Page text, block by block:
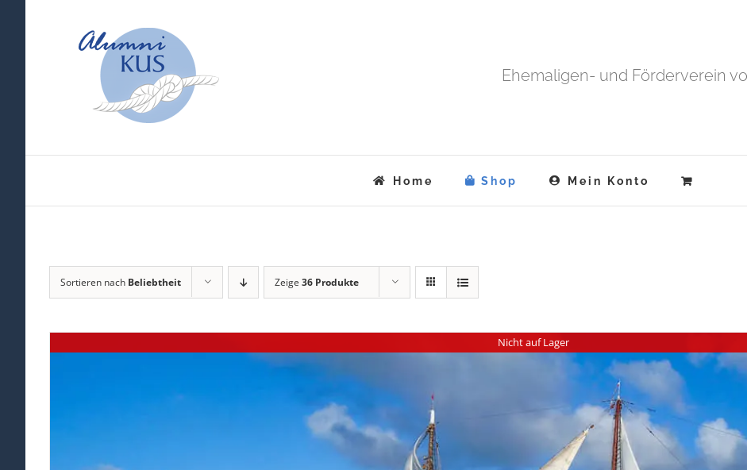
Ehemaligen- und Förderverein
Home Shop Mein Konto
Sortieren nach Beliebtheit Zeige 36 Produkte
Nicht auf Lager